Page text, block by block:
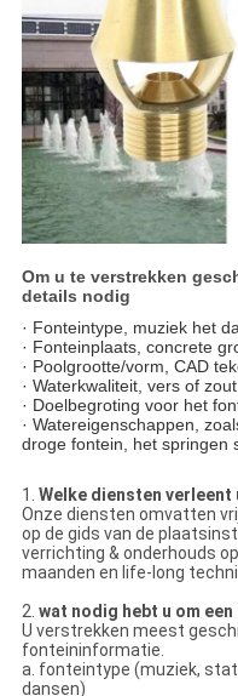
Om u te verstrekken
details nodig
· Fonteintype, muziek het
· Fonteinplaats, concrete
· Poolgrootte/vorm, CAD
· Waterkwaliteit, vers of zout
· Doelbegroting voor het
· Watereigenschappen,
droge fontein, het springen
1. Welke diensten verleent
Onze diensten omvatten
op de gids van de
verrichting & onderhouds
maanden en life-long
2. wat nodig hebt u om
U verstrekken meest
fonteininformatie.
a. fonteintype (muziek,
dansen)